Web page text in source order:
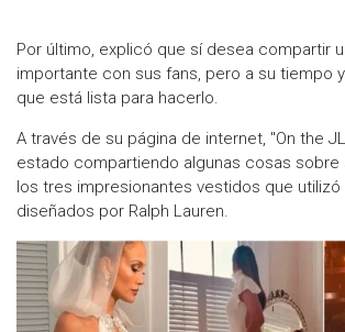
Por último, explicó que sí desea compartir
importante con sus fans, pero a su tiempo
que está lista para hacerlo.
A través de su página de internet, "On the
estado compartiendo algunas cosas sobre
los tres impresionantes vestidos que utilizó
diseñados por Ralph Lauren.